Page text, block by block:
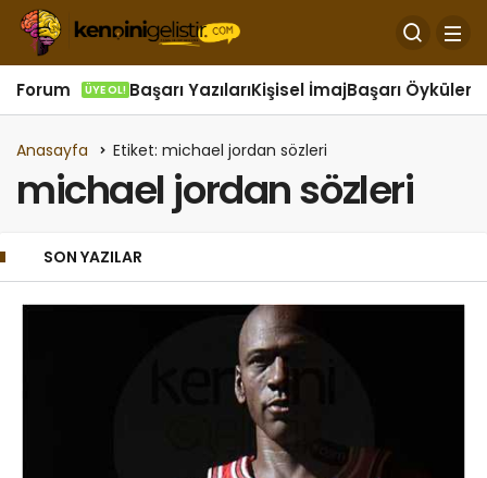
Forum ÜYE OL! Başarı YazılarıKişisel İmajBaşarı Öyküleri
Anasayfa Etiket: michael jordan sözleri
michael jordan sözleri
SON YAZILAR